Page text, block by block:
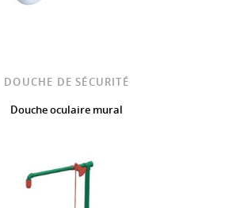
DOUCHE DE SÉCURITÉ
Douche oculaire mural